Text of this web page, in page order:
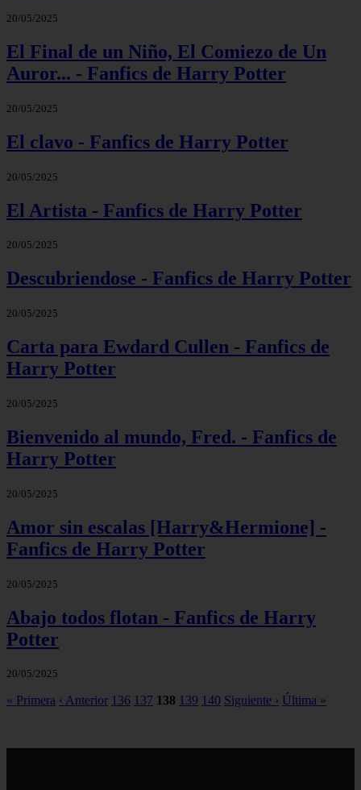
20/05/2025
El Final de un Niño, El Comiezo de Un
Auror... - Fanfics de Harry Potter
20/05/2025
El clavo - Fanfics de Harry Potter
20/05/2025
El Artista - Fanfics de Harry Potter
20/05/2025
Descubriendose - Fanfics de Harry Potter
20/05/2025
Carta para Ewdard Cullen - Fanfics de
Harry Potter
20/05/2025
Bienvenido al mundo, Fred. - Fanfics de
Harry Potter
20/05/2025
Amor sin escalas [Harry&Hermione] -
Fanfics de Harry Potter
20/05/2025
Abajo todos flotan - Fanfics de Harry
Potter
20/05/2025
« Primera ‹ Anterior 136 137 138 139 140 Siguiente › Última »